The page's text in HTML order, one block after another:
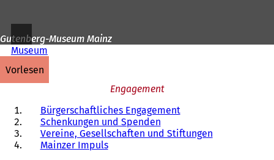
Gutenberg-Museum Mainz
Museum
vorlesen
Engagement
Bürgerschaftliches Engagement
Schenkungen und Spenden
Vereine, Gesellschaften und Stiftungen
Mainzer Impuls